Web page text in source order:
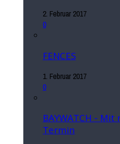
2. Februar 2017
0
FENCES
1. Februar 2017
0
BAYWATCH -
Termin